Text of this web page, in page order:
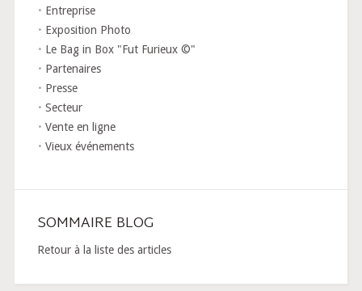
Entreprise
Exposition Photo
Le Bag in Box "Fut Furieux ©"
Partenaires
Presse
Secteur
Vente en ligne
Vieux événements
SOMMAIRE BLOG
Retour à la liste des articles